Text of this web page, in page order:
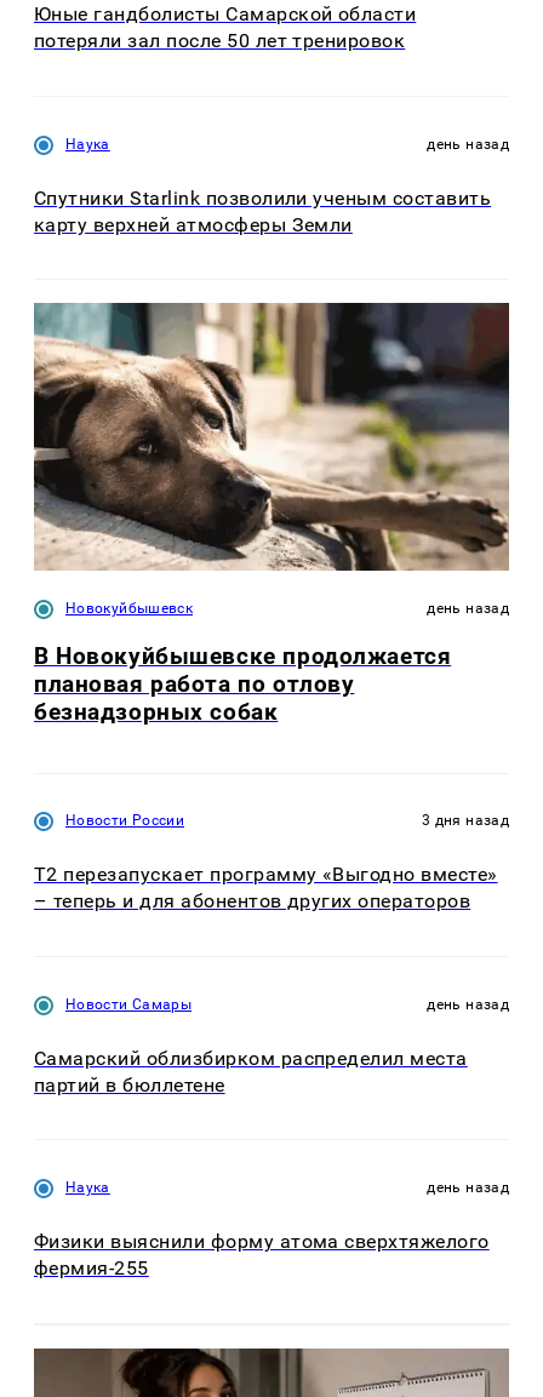
Юные гандболисты Самарской области
потеряли зал после 50 лет тренировок
Наука день назад
Спутники Starlink позволили ученым составить
карту верхней атмосферы Земли
Новокуйбышевск день назад
В Новокуйбышевске продолжается
плановая работа по отлову
безнадзорных собак
Новости России 3 дня назад
Т2 перезапускает программу «Выгодно вместе»
– теперь и для абонентов других операторов
Новости Самары день назад
Самарский облизбирком распределил места
партий в бюллетене
Наука день назад
Физики выяснили форму атома сверхтяжелого
фермия-255